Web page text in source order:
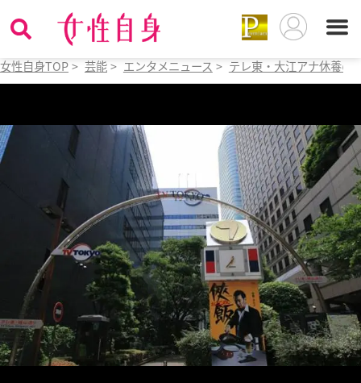
女性自身TOP > 芸能 > エンタメニュース > テレ東・大江アナ休養の